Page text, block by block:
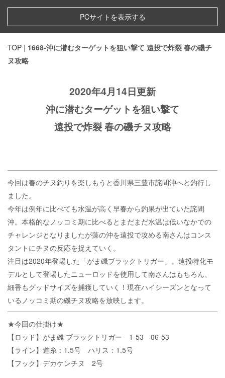
PCサイトを表示する
TOP | 1668-沖に潜むターゲットを狙い撃て 遠投で炸裂 春の磯チ
ヌ攻略
2020年4月14日更新
沖に潜むターゲットを狙い撃て
遠投で炸裂 春の磯チヌ攻略
今回は春のチヌ釣りを楽しもうと香川県三豊市詫間沖へと釣行し
ました。
今年は例年に比べても水温が高く早春から釣果が出ていた詫間
沖。本格的なノッコミ期に比べるとまだまだ水温は低いなかでの
チャレンジとなりましたが藻の沖を遠投で攻める南さんはコンス
タントにチヌの反応を捉えていく。
注目は2020年登場した「がま磯ブラックトリガー」。遠投特化モ
デルとして登場したニューロッドを使用して南さんはもちろん、
細香もグッドサイズを捕獲していく！現在ハイシーズンとなって
いるノッコミ期の磯チヌ攻略を放映します。
★今回の仕掛け★
【ロッド】がま磯 ブラックトリガー 1-53 06-53
【ライン】道糸：1.5号 ハリス：1.5号
【フック】デカケンチヌ 2号